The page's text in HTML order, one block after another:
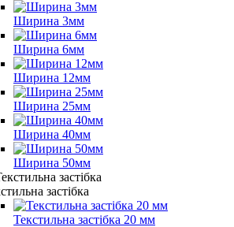
Ширина 3мм
Ширина 6мм
Ширина 12мм
Ширина 25мм
Ширина 40мм
Ширина 50мм
застібка
Текстильна застібка 20 мм